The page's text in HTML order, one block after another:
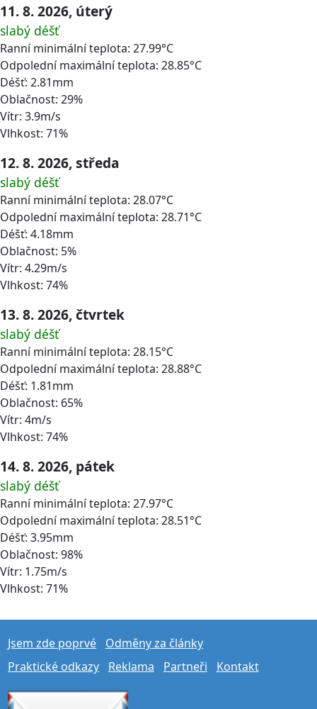
11. 8. 2026, úterý
slabý déšť
Ranní minimální teplota: 27.99°C
Odpolední maximální teplota: 28.85°C
Déšť: 2.81mm
Oblačnost: 29%
Vítr: 3.9m/s
Vlhkost: 71%
12. 8. 2026, středa
slabý déšť
Ranní minimální teplota: 28.07°C
Odpolední maximální teplota: 28.71°C
Déšť: 4.18mm
Oblačnost: 5%
Vítr: 4.29m/s
Vlhkost: 74%
13. 8. 2026, čtvrtek
slabý déšť
Ranní minimální teplota: 28.15°C
Odpolední maximální teplota: 28.88°C
Déšť: 1.81mm
Oblačnost: 65%
Vítr: 4m/s
Vlhkost: 74%
14. 8. 2026, pátek
slabý déšť
Ranní minimální teplota: 27.97°C
Odpolední maximální teplota: 28.51°C
Déšť: 3.95mm
Oblačnost: 98%
Vítr: 1.75m/s
Vlhkost: 71%
Jsem zde poprvé
Odměny za články
Praktické odkazy
Reklama Partneři Kontakt